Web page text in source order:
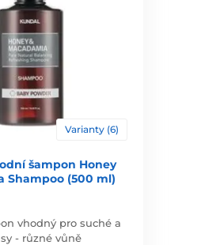
Varianty (6)
šampon Honey
Shampoo (500 ml)
vhodný pro suché a
- různé vůně